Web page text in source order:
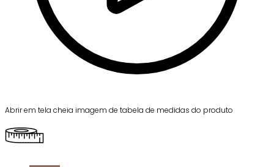
Abrir em tela cheia imagem de tabela de medidas do produto